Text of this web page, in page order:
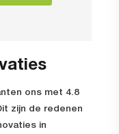
ons met 4.8
zijn de redenen
in